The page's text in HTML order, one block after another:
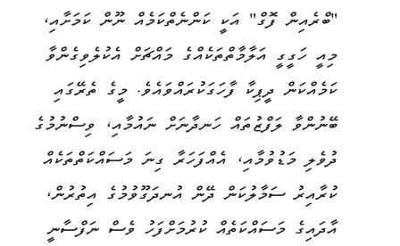
"ބްރެއިން ފޮގް" އަކީ ކަންނެތްކަމެއް ނޫން ކަމަށާއި،
މިއީ ހަގީގީ އަލާމާތްތަކެއްގެ މައްޗަށް އެކުލެވިގެންވާ
ކަމެއްކަން ދީޕިކާ ފާހަގަކުރައްވައެވެ. މީގެ ތެރޭގައި
ބޭނުންވާ ލަފްޒުތައް ހަނދާނަށް ނައުމާއި، ވިސްނުމުގެ
ދުވެލި މަޑުވުމާއި، އެއްފަހަރާ ގިނަ މަސައްކަތްތަކެއް
ކުރާއިރު ސަމާލުކަން ދޭން އުނދަގޫވުމުގެ އިތުރުން،
އާދައިގެ މަސައްކަތެއް ކުރުމަށްފަހު ވެސް ނަފްސާނީ